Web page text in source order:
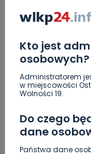
Kto jest
osobowych?
Administratorem
w miejscowości
Wolności 19.
Do czego
dane
Państwa dane
EDUKACJA
SYGNALE
OPINIE
ŚRODOWISKO
WYWIADY